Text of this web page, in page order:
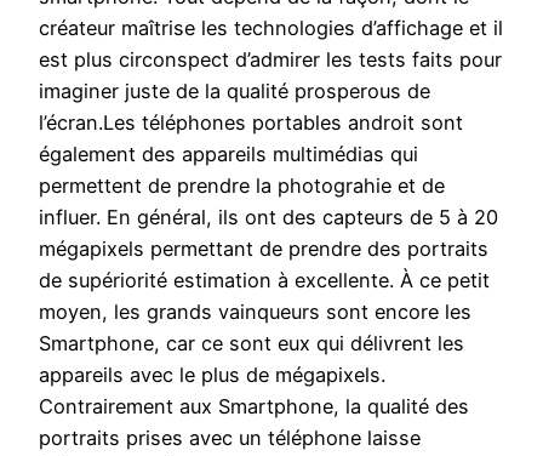
créateur maîtrise les technologies d’affichage et il
est plus circonspect d’admirer les tests faits pour
imaginer juste de la qualité prosperous de
l’écran.Les téléphones portables androit sont
également des appareils multimédias qui
permettent de prendre la photograhie et de
influer. En général, ils ont des capteurs de 5 à 20
mégapixels permettant de prendre des portraits
de supériorité estimation à excellente. À ce petit
moyen, les grands vainqueurs sont encore les
Smartphone, car ce sont eux qui délivrent les
appareils avec le plus de mégapixels.
Contrairement aux Smartphone, la qualité des
portraits prises avec un téléphone laisse